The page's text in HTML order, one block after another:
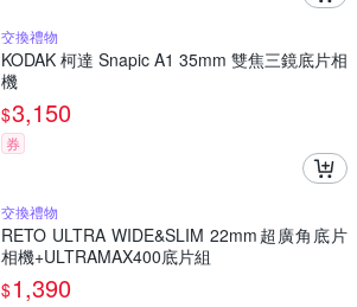
交換禮物
KODAK 柯達 Snapic A1 35mm 雙焦三鏡底片相
機
$3,150
券
交換禮物
RETO ULTRA WIDE&SLIM 22mm超廣角底片
相機+ULTRAMAX400底片組
$1,390